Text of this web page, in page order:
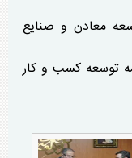
معادن و صنایع
توسعه کسب و کار